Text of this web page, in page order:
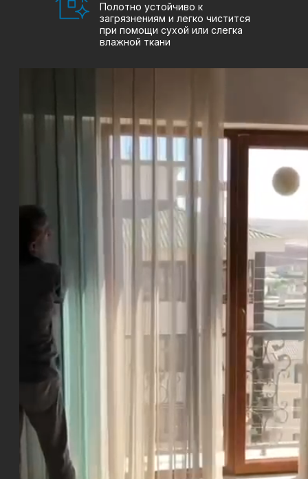
Полотно устойчиво к
загрязнениям и легко чистится
при помощи сухой или слегка
влажной ткани